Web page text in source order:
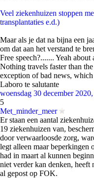
Veel ziekenhuizen stoppen
transplantaties e.d.)
Maar als je dat na bijna een
om dat aan het verstand te
Free speech?....... Yeah about
Nothing travels faster than
exception of bad news,
Laboro te salutante
woensdag 30 december
5
Met_minder_meer
Er staan een aantal
19 ziekenhuizen van,
door verwaarloosde zorg,
legt alleen maar beperkingen
had in maart al kunnen
niet verder kan denken, heeft
al gepost op FOK.